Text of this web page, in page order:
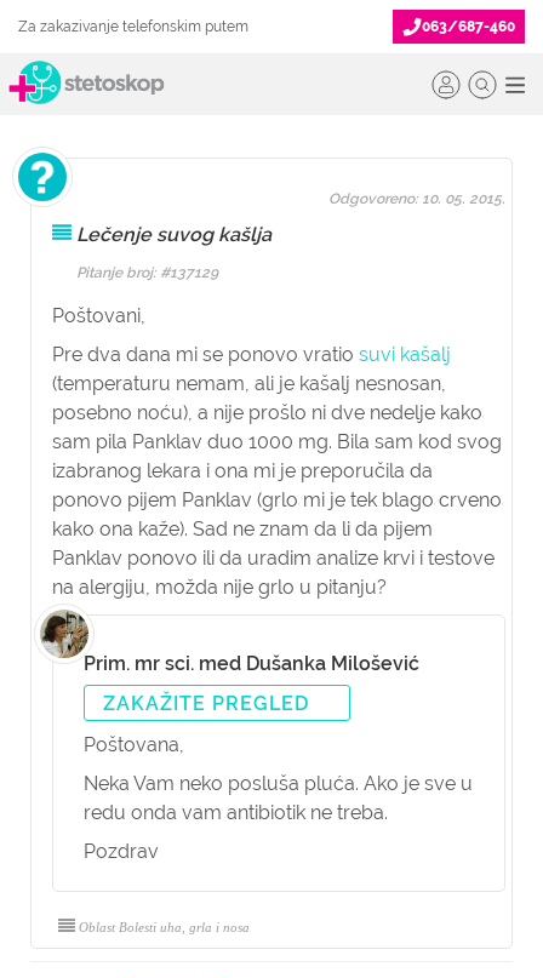
Za zakazivanje telefonskim putem 063/687-460
Lečenje suvog kašlja
Pitanje broj: #137129
Poštovani,
Pre dva dana mi se ponovo vratio suvi kašalj
(temperaturu nemam, ali je kašalj nesnosan,
posebno noću), a nije prošlo ni dve nedelje kako
sam pila Panklav duo 1000 mg. Bila sam kod svog
izabranog lekara i ona mi je preporučila da
ponovo pijem Panklav (grlo mi je tek blago crveno
kako ona kaže). Sad ne znam da li da pijem
Panklav ponovo ili da uradim analize krvi i testove
na alergiju, možda nije grlo u pitanju?
Odgovoreno: 10. 05. 2015.
Prim. mr sci. med Dušanka Milošević
ZAKAŽITE PREGLED
Poštovana,
Neka Vam neko posluša pluća. Ako je sve u
redu onda vam antibiotik ne treba.
Pozdrav
Oblast Bolesti uha, grla i nosa